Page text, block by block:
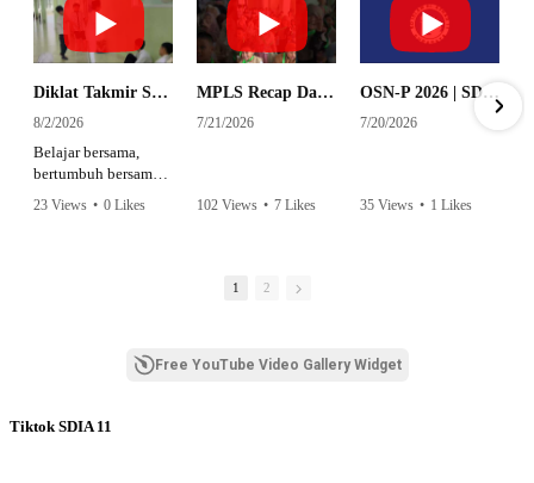
Diklat Takmir SDI Al Azhar 11 Surabaya
8/2/2026
Belajar bersama,
bertumbuh bersama,
amanah.
mencetak pemimpin-
bertanggung jawab,
23 Views • 0 Likes
MPLS Recap Day 1 - SDI Al Azhar 11 Surabaya
7/21/2026
102 Views • 7 Likes
OSN-P 2026 | SD - 20533043 - SD ISLAM AL AZHAR 11 SURABAYA | IPA
7/20/2026
35 Views • 1 Likes
1 2
Free YouTube Video Gallery Widget
Tiktok SDIA 11